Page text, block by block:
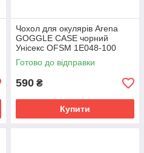
Чохол для окулярів Arena
GOGGLE CASE чорний
Унісекс OFSM 1E048-100
Готово до відправки
590 ₴
Купити